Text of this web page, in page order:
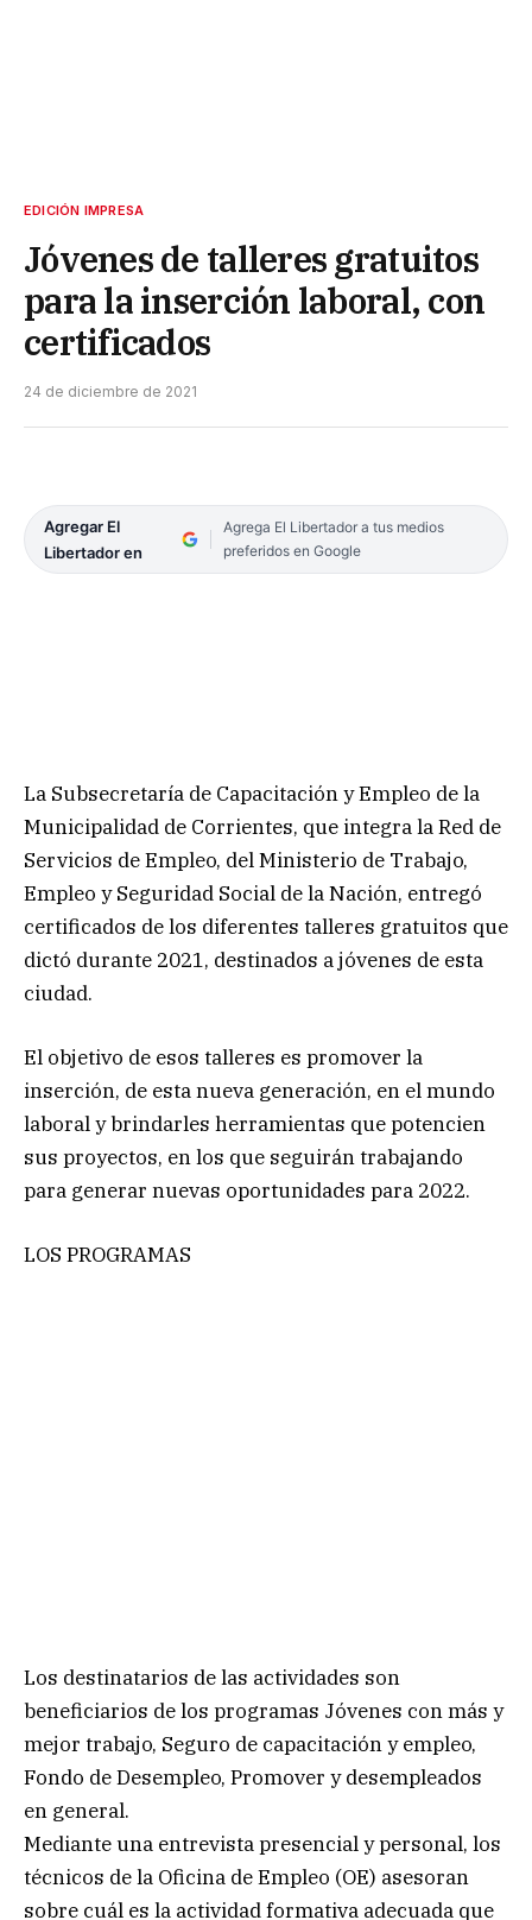
EDICIÓN IMPRESA
Jóvenes de talleres gratuitos
para la inserción laboral, con
certificados
24 de diciembre de 2021
Agregar El
Libertador en
Agrega El Libertador a tus medios
preferidos en Google
La Subsecretaría de Capacitación y Empleo de la
Municipalidad de Corrientes, que integra la Red de
Servicios de Empleo, del Ministerio de Trabajo,
Empleo y Seguridad Social de la Nación, entregó
certificados de los diferentes talleres gratuitos que
dictó durante 2021, destinados a jóvenes de esta
ciudad.
El objetivo de esos talleres es promover la
inserción, de esta nueva generación, en el mundo
laboral y brindarles herramientas que potencien
sus proyectos, en los que seguirán trabajando
para generar nuevas oportunidades para 2022.
LOS PROGRAMAS
Los destinatarios de las actividades son
beneficiarios de los programas Jóvenes con más y
mejor trabajo, Seguro de capacitación y empleo,
Fondo de Desempleo, Promover y desempleados
en general.
Mediante una entrevista presencial y personal, los
técnicos de la Oficina de Empleo (OE) asesoran
sobre cuál es la actividad formativa adecuada que